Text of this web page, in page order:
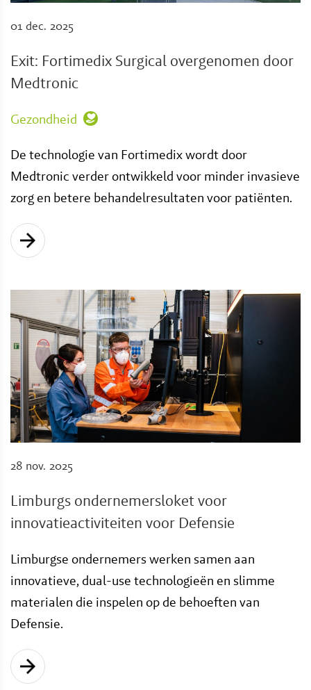
Exit: Fortimedix Surgical overgenomen door
Medtronic
01 dec. 2025
Gezondheid
De technologie van Fortimedix wordt door
Medtronic verder ontwikkeld voor minder invasieve
zorg en betere behandelresultaten voor patiënten.
Limburgs ondernemersloket voor
innovatieactiviteiten voor Defensie
28 nov. 2025
Limburgse ondernemers werken samen aan
innovatieve, dual-use technologieën en slimme
materialen die inspelen op de behoeften van
Defensie.